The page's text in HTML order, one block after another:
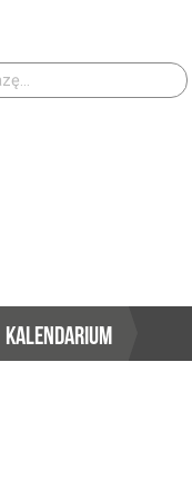
KALENDARIUM